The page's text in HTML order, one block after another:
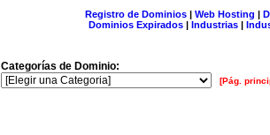
Registro de Dominios| Web Hosting |
Dominios Expirados | Industrias |
Categorías de Dominio:
[Pág.